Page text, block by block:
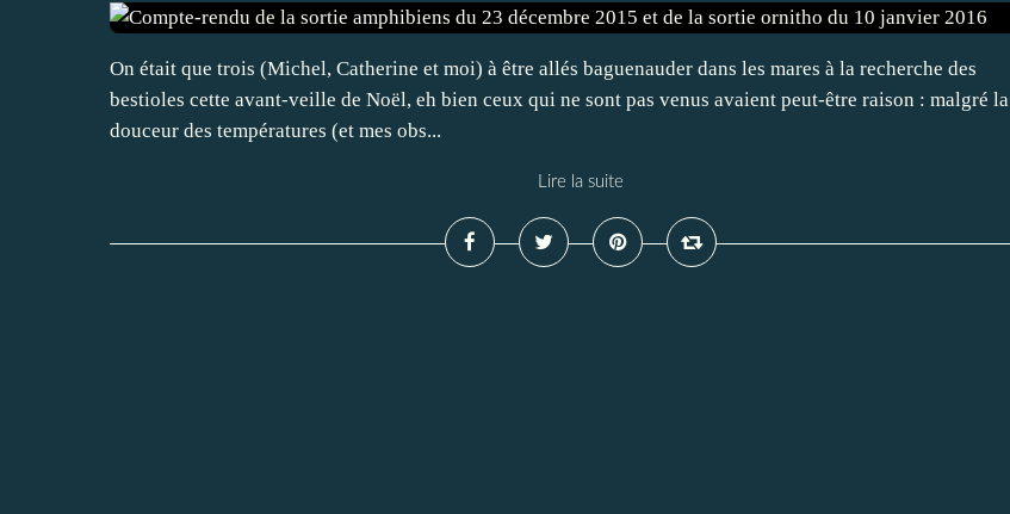
On était que trois (Michel, Catherine et moi) à être allés baguenauder dans les mares à la recherche des
bestioles cette avant-veille de Noël, eh bien ceux qui ne sont pas venus avaient peut-être raison : malgré la
douceur des températures (et mes obs...
Lire la suite